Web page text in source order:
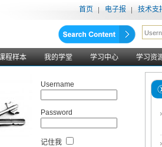
首页 电子报 技术支
程样本 我的学堂 学习中心 学习资
Username
Password
记住我